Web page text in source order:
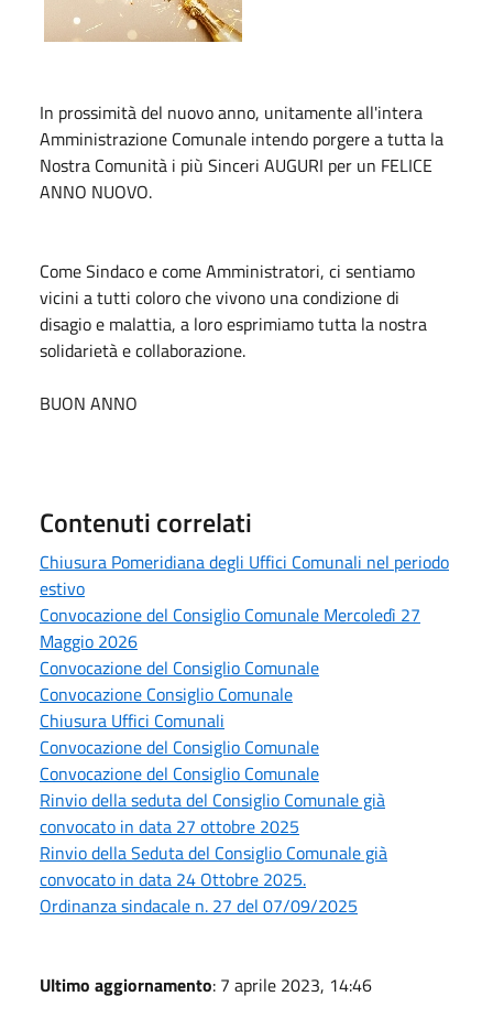
In prossimità del nuovo anno, unitamente all'intera
Amministrazione Comunale intendo porgere a tutta la
Nostra Comunità i più Sinceri AUGURI per un FELICE
ANNO NUOVO.
Come Sindaco e come Amministratori, ci sentiamo
vicini a tutti coloro che vivono una condizione di
disagio e malattia, a loro esprimiamo tutta la nostra
solidarietà e collaborazione.
BUON ANNO
Contenuti correlati
Chiusura Pomeridiana degli Uffici Comunali nel periodo
estivo
Convocazione del Consiglio Comunale Mercoledì 27
Maggio 2026
Convocazione del Consiglio Comunale
Convocazione Consiglio Comunale
Chiusura Uffici Comunali
Convocazione del Consiglio Comunale
Convocazione del Consiglio Comunale
Rinvio della seduta del Consiglio Comunale già
convocato in data 27 ottobre 2025
Rinvio della Seduta del Consiglio Comunale già
convocato in data 24 Ottobre 2025.
Ordinanza sindacale n. 27 del 07/09/2025
Ultimo aggiornamento: 7 aprile 2023, 14:46